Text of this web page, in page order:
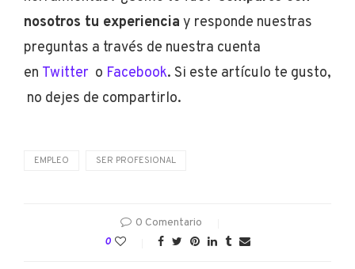
nosotros tu experiencia y responde nuestras
preguntas a través de nuestra cuenta
en Twitter o Facebook. Si este artículo te gusto,
no dejes de compartirlo.
EMPLEO SER PROFESIONAL
0 Comentario
0